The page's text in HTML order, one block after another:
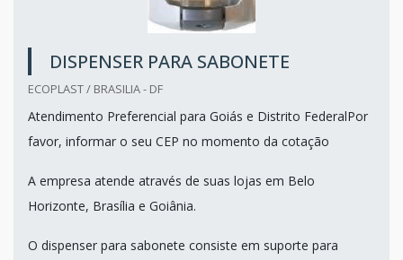
DISPENSER PARA SABONETE
ECOPLAST / BRASILIA - DF
Atendimento Preferencial para Goiás e Distrito FederalPor
favor, informar o seu CEP no momento da cotação
A empresa atende através de suas lojas em Belo
Horizonte, Brasília e Goiânia.
O dispenser para sabonete consiste em suporte para